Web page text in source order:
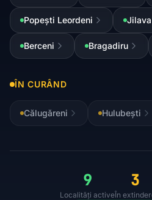
Popești Leordeni Jilava
Berceni Bragadiru
ÎN CURÂND
Călugăreni Hulubești
9
Localități active
3
În